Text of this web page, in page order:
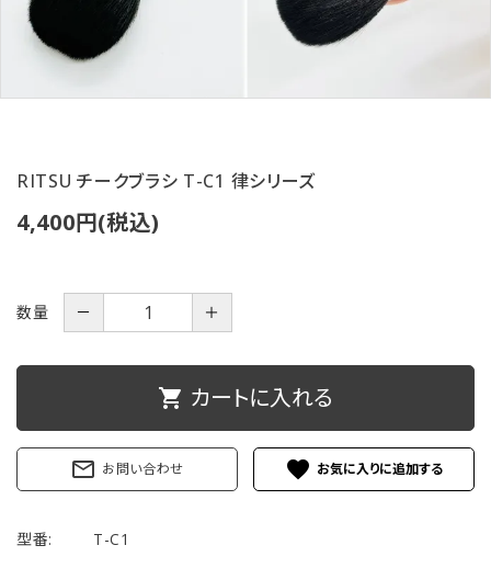
プライバシーポリシー
特定商取引法について
RITSU チークブラシ T-C1 律シリーズ
4,400円(税込)
数量 － ＋
shopping_cart カートに入れる
mail_outline お問い合わせ favorite
型番: T-C1